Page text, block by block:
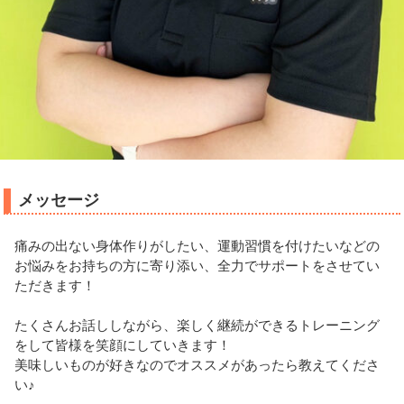
メッセージ
痛みの出ない身体作りがしたい、運動習慣を付けたいなどの
お悩みをお持ちの方に寄り添い、全力でサポートをさせてい
ただきます！
たくさんお話ししながら、楽しく継続ができるトレーニング
をして皆様を笑顔にしていきます！
美味しいものが好きなのでオススメがあったら教えてくださ
い♪